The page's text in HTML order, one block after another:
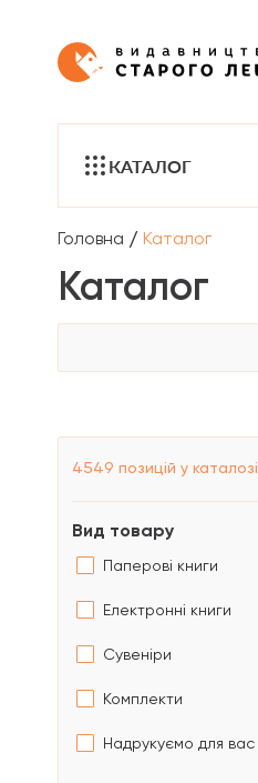
КАТАЛОГ
Головна / Каталог
Каталог
4549 позицій у каталозі
Вид товару
Паперові книги
Електронні книги
Сувеніри
Комплекти
Надрукуємо для вас